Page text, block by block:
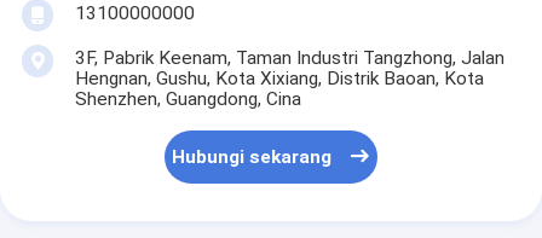
13100000000
3F, Pabrik Keenam, Taman Industri Tangzhong, Jalan
Hengnan, Gushu, Kota Xixiang, Distrik Baoan, Kota
Shenzhen, Guangdong, Cina
Hubungi sekarang